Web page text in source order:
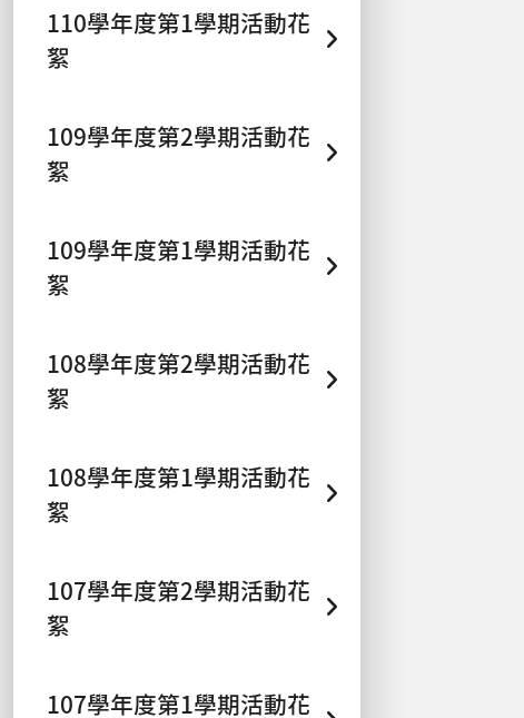
110學年度第1學期活動花
絮
109學年度第2學期活動花
絮
109學年度第1學期活動花
絮
108學年度第2學期活動花
絮
108學年度第1學期活動花
絮
107學年度第2學期活動花
絮
107學年度第1學期活動花